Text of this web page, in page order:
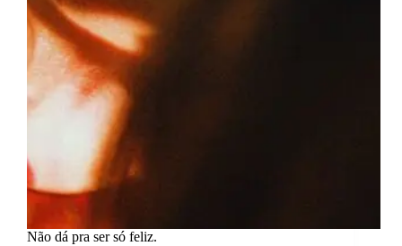
Não dá pra ser só feliz.